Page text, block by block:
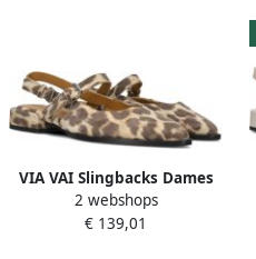
VIA VAI Slingbacks Dames
Jazz Valerie Maat: 42
Materiaal: Suède Kleur:
2 webshops
€ 139,01